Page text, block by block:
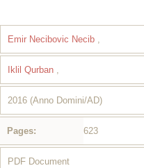
Emir Necibovic Necib ,
Iklil Qurban ,
2016 (Anno Domini/AD)
Pages: 623
PDF Document